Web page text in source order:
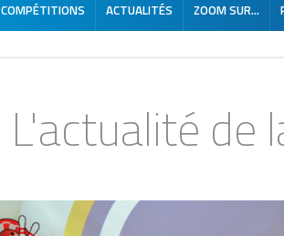
COMPÉTITIONS ACTUALITÉS ZOOM SUR...
L'actualité de